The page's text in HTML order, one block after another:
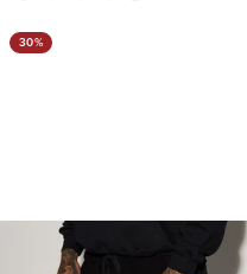
30%